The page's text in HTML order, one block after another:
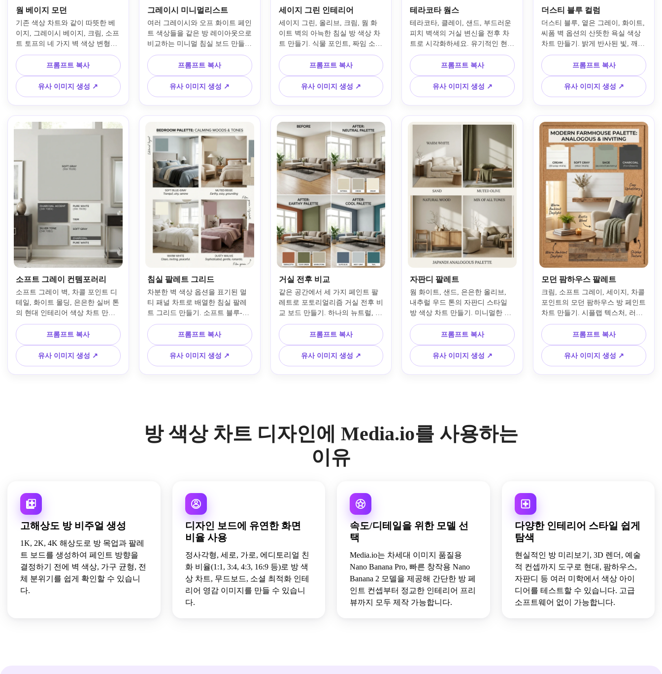
웜 베이지 모던
기존 색상 차트와 같이 따뜻한 베
이지, 그레이시 베이지, 크림, 소프
트 토프의 네 가지 벽 색상 변형이
조화롭게 배치된 포토리얼리즘 현
대 거실입니다. 깔끔한 나란히 배
치, 오크와 린넨 가구, 부드러운 자
연광, 미묘한 그림자, 표기된 팔레
트 샘플, 고급스러운 분위기와 에
디토리얼 인테리어 디자인 보드 품
질을 활용하세요.
프롬프트 복사
유사 이미지 생성 ↗
그레이시 미니멀리스트
여러 그레이시와 오프 화이트 페인
트 색상들을 같은 방 레이아웃으로
비교하는 미니멀 침실 보드 만들
기. 부드러운 스칸디나비아 데코,
텍스처 침구, 옅은 나무 디테일, 확
산된 아침 햇살, 선명한 화이트 몰
딩, 깔끔한 페인트 라벨, 현실적인
벽 마감의 차분한 카탈로그 스타일
프레젠테이션을 포함하세요.
프롬프트 복사
유사 이미지 생성 ↗
세이지 그린 인테리어
세이지 그린, 올리브, 크림, 웜 화
이트 벽의 아늑한 침실 방 색상 차
트 만들기. 식물 포인트, 짜임 소
재, 부드러운 침구, 자연스러운 나
무 가구, 균형 잡힌 햇빛, 표기된
색상 칩을 Pinterest 스타일 무드 보
드에서 보여주세요. 현실적인 소재
와 은은한 대비로 평온한 분위기를
강조합니다.
프롬프트 복사
유사 이미지 생성 ↗
테라코타 웜스
테라코타, 클레이, 샌드, 부드러운
피치 벽색의 거실 변신을 전후 차
트로 시각화하세요. 유기적인 현대
가구, 텍스처 플라스터 벽, 따뜻한
햇살, 세라믹 데코, 부드러운 직물,
팔레트 라벨을 더하세요. 현실적인
색상 전환과 잡지 품질의 구성을
유지하며 환영하는 스타일로 만드
세요.
프롬프트 복사
유사 이미지 생성 ↗
더스티 블루 컬럼
더스티 블루, 옅은 그레이, 화이트,
씨폼 벽 옵션의 산뜻한 욕실 색상
차트 만들기. 밝게 반사된 빛, 깨끗
한 타일, 브러시드 메탈 수도꼭지,
신선한 타월, 정돈된 구성, 명확하
게 표기된 샘플을 포함하세요. 현
실적인 습도에 강한 마감과 평온한
분위기로 고급 디자인 보드처럼 표
현하세요.
프롬프트 복사
유사 이미지 생성 ↗
소프트 그레이 컨템포러리
소프트 그레이 벽, 차콜 포인트 디
테일, 화이트 몰딩, 은은한 실버 톤
의 현대 인테리어 색상 차트 만들
기. 현실적인 카탈로그 감각, 균형
잡힌 자연광, 세련된 가구, 매끈한
벽 텍스처, 깔끔한 비교 패널, 현대
적인 라벨을 사용하세요. 현대 집
을 위한 세련된 대비와 실용적인
색상 아이디어에 집중하세요.
프롬프트 복사
유사 이미지 생성 ↗
침실 팔레트 그리드
차분한 벽 색상 옵션을 표기된 멀
티 패널 차트로 배열한 침실 팔레
트 그리드 만들기. 소프트 블루-그
레이, 은은한 베이지, 웜 화이트,
더스티 모브 변형을 업홀스터리 데
코, 레이어드 침구, 부드러운 창빛,
에디토리얼 레이아웃으로 보여주
세요. 현실적이고 정제된 분위기,
비교에 유용한 결과가 되어야 합니
프롬프트 복사
유사 이미지 생성 ↗
거실 전후 비교
같은 공간에서 세 가지 페인트 팔
레트로 포토리얼리즘 거실 전후 비
교 보드 만들기. 하나의 뉴트럴, 하
나의 어스톤 팔레트, 하나의 쿨톤
팔레트, 모던 가구, 큰 창에서 들어
오는 자연광, 명확한 패널 분할, 시
각적으로 쉽게 결정할 수 있는 페
인트 칩 라벨을 포함하세요.
프롬프트 복사
유사 이미지 생성 ↗
자판디 팔레트
웜 화이트, 샌드, 은은한 올리브,
내추럴 우드 톤의 자판디 스타일
방 색상 차트 만들기. 미니멀한 가
구, 부드러운 그림자, 촉각적인 직
물, 깔끔한 스타일링, 평온한 에디
토리얼 무드보드 레이아웃을 사용
하세요. 현실적인 마감과 우아한
팔레트 라벨로 유사 컬러 스킴 인
테리어 느낌을 강조합니다.
프롬프트 복사
유사 이미지 생성 ↗
모던 팜하우스 팔레트
크림, 소프트 그레이, 세이지, 차콜
포인트의 모던 팜하우스 방 페인트
차트 만들기. 시플랩 텍스처, 러스
틱 우드, 포근한 업홀스터리, 따뜻
한 환경광, 표기된 샘플, 큐레이션
데코 장면을 포함하세요. 유사 색
상 스킴 공간과 아늑한 가족 공간
을 위한 실용적 영감 보드로 제시
하세요.
프롬프트 복사
유사 이미지 생성 ↗
방 색상 차트 디자인에 Media.io를 사용하는
이유
고해상도 방 비주얼 생성
1K, 2K, 4K 해상도로 방 목업과 팔레
트 보드를 생성하여 페인트 방향을
결정하기 전에 벽 색상, 가구 균형, 전
체 분위기를 쉽게 확인할 수 있습니
다.
디자인 보드에 유연한 화면
비율 사용
정사각형, 세로, 가로, 에디토리얼 친
화 비율(1:1, 3:4, 4:3, 16:9 등)로 방 색
상 차트, 무드보드, 소셜 최적화 인테
리어 영감 이미지를 만들 수 있습니
다.
속도/디테일을 위한 모델 선
택
Media.io는 차세대 이미지 품질용
Nano Banana Pro, 빠른 창작용 Nano
Banana 2 모델을 제공해 간단한 방 페
인트 컨셉부터 정교한 인테리어 프리
뷰까지 모두 제작 가능합니다.
다양한 인테리어 스타일 쉽게
탐색
현실적인 방 미리보기, 3D 렌더, 예술
적 컨셉까지 도구로 현대, 팜하우스,
자판디 등 여러 미학에서 색상 아이
디어를 테스트할 수 있습니다. 고급
소프트웨어 없이 가능합니다.